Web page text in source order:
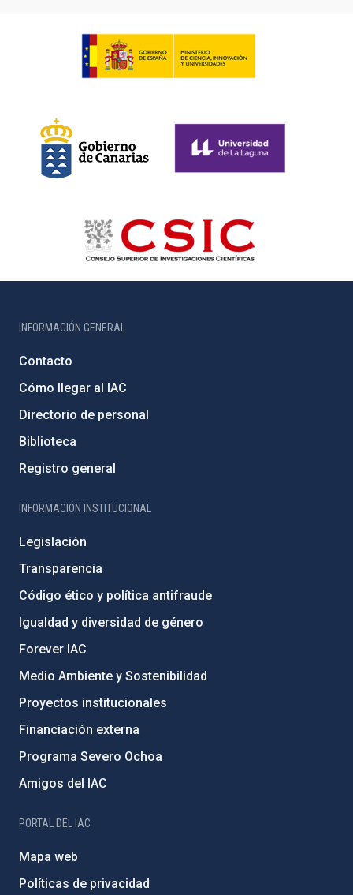
INFORMACIÓN GENERAL
Contacto
Cómo llegar al IAC
Directorio de personal
Biblioteca
Registro general
INFORMACIÓN INSTITUCIONAL
Legislación
Transparencia
Código ético y política antifraude
Igualdad y diversidad de género
Forever IAC
Medio Ambiente y Sostenibilidad
Proyectos institucionales
Financiación externa
Programa Severo Ochoa
Amigos del IAC
PORTAL DEL IAC
Mapa web
Políticas de privacidad